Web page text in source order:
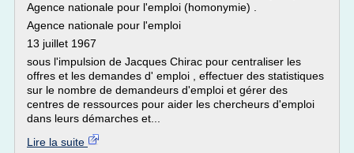
Agence nationale pour l'emploi (homonymie) .
Agence nationale pour l'emploi
13 juillet 1967
sous l'impulsion de Jacques Chirac pour centraliser les
offres et les demandes d' emploi , effectuer des statistiques
sur le nombre de demandeurs d'emploi et gérer des
centres de ressources pour aider les chercheurs d'emploi
dans leurs démarches et...
Lire la suite